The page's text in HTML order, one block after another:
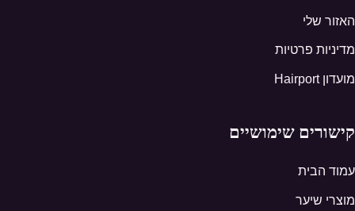
האזור שלי
מדיניות פרטיות
מועדון Hairport
קישורים שימושיים
עמוד הבית
מוצרי שיער